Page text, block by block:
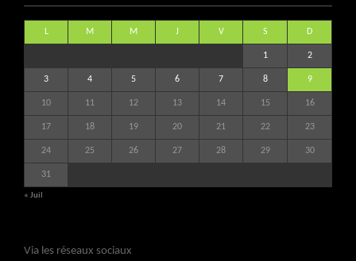
L M M J V S D
1 2
3 4 5 6 7 8 9
10 11 12 13 14 15 16
17 18 19 20 21 22 23
24 25 26 27 28 29 30
31
« Juil
Via les réseaux sociaux